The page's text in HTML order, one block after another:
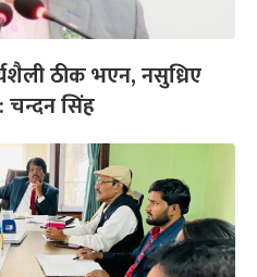
ठीक भएन, नसुध्रिए
: चन्दन सिंह